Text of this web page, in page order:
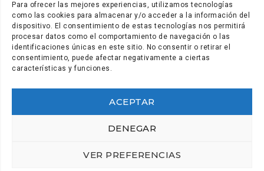
Para ofrecer las mejores experiencias, utilizamos tecnologías
como las cookies para almacenar y/o acceder a la información del
dispositivo. El consentimiento de estas tecnologías nos permitirá
procesar datos como el comportamiento de navegación o las
identificaciones únicas en este sitio. No consentir o retirar el
consentimiento, puede afectar negativamente a ciertas
características y funciones.
ACEPTAR
DENEGAR
VER PREFERENCIAS
Secretaría y comunicación: (+34) 922.28.95.21
Gabinete de comunicación: (+34) 922.28.95.21